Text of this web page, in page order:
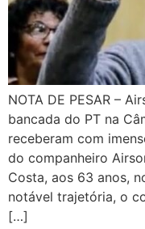
NOTA DE PESAR –
bancada do PT na
receberam com
do companheiro
Costa, aos 63 anos,
notável trajetória, o
[…]